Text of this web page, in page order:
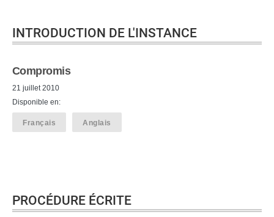
INTRODUCTION DE L'INSTANCE
Compromis
21 juillet 2010
Disponible en:
Français Anglais
PROCÉDURE ÉCRITE